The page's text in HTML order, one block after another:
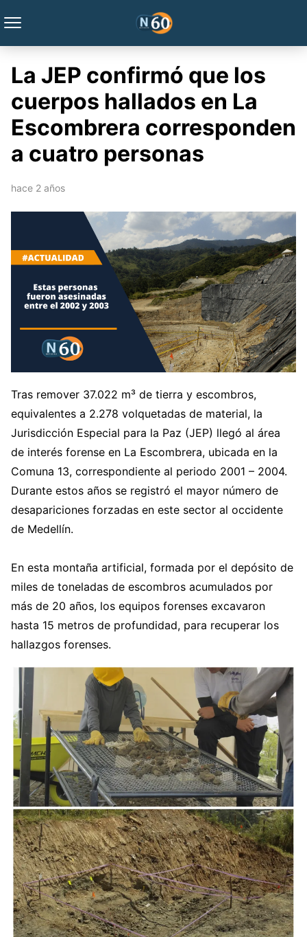
La JEP confirmó que los
cuerpos hallados en La
Escombrera corresponden
a cuatro personas
hace 2 años
Tras remover 37.022 m³ de tierra y escombros,
equivalentes a 2.278 volquetadas de material, la
Jurisdicción Especial para la Paz (JEP) llegó al área
de interés forense en La Escombrera, ubicada en la
Comuna 13, correspondiente al periodo 2001 – 2004.
Durante estos años se registró el mayor número de
desapariciones forzadas en este sector al occidente
de Medellín.
En esta montaña artificial, formada por el depósito de
miles de toneladas de escombros acumulados por
más de 20 años, los equipos forenses excavaron
hasta 15 metros de profundidad, para recuperar los
hallazgos forenses.